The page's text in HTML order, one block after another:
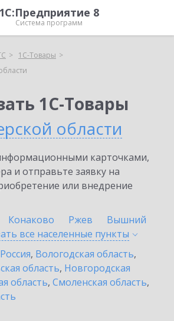
1С:Предприятие 8
Система программ
1С-Товары
1С-Товары
области
карточками,
и отправьте заявку на
или внедрение
Конаково Ржев
Вышний
все населенные пункты
Россия, Вологодская область,
область, Новгородская
область, Смоленская область,